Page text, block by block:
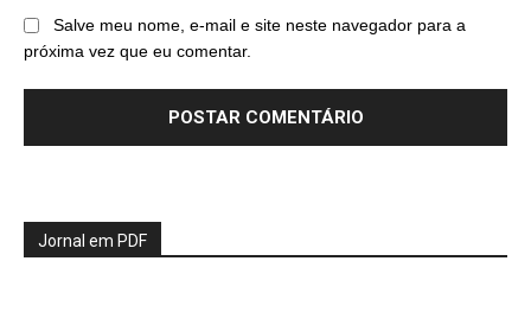
Salve meu nome, e-mail e site neste navegador para a
próxima vez que eu comentar.
Jornal em PDF